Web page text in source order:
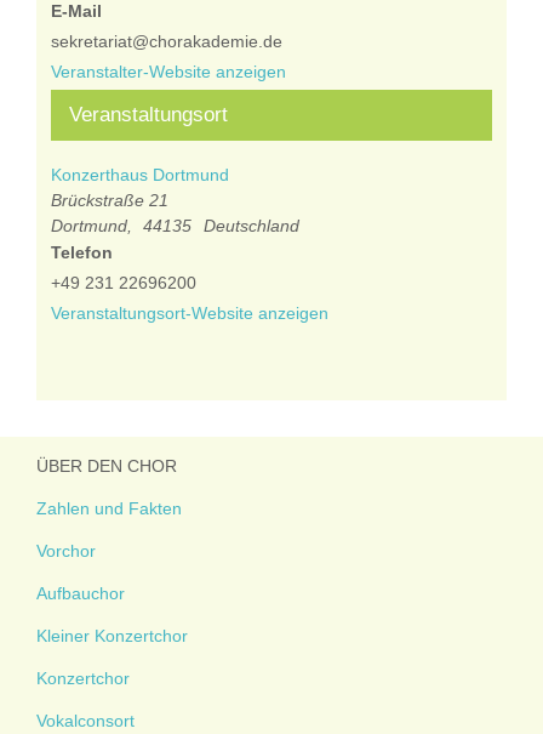
Veranstaltungsort
Konzerthaus Dortmund
Brückstraße 21
Dortmund, 44135
Deutschland
Telefon
+49 231 22696200
Veranstaltungsort-Website anzeigen
E-Mail
sekretariat@chorakademie.de
Veranstalter-Website anzeigen
ÜBER DEN CHOR
Zahlen und Fakten
Vorchor
Aufbauchor
Kleiner Konzertchor
Konzertchor
Vokalconsort